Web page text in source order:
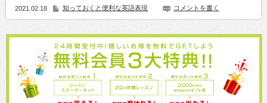
2021.02.18 知っておくと便利な英語表現 コメントを書く